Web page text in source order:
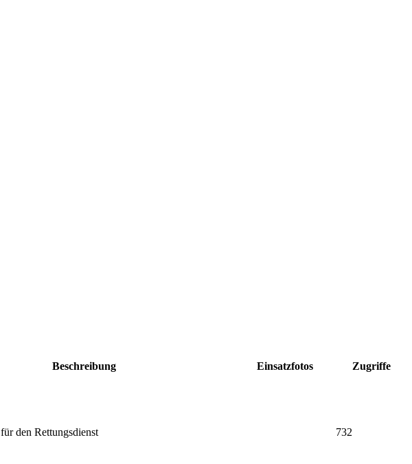
Beschreibung Einsatzfotos Zugriffe
den Rettungsdienst 732